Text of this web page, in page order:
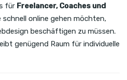
für Freelancer, Coaches und
schnell online gehen möchten,
beschäftigen zu müssen.
genügend Raum für individuelle